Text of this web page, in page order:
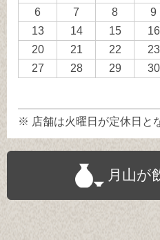
6
7 8 9
13
14 15 16
20
21 22 23
27
28 29 30
※ 店舗は火曜日が定休日と
月山が